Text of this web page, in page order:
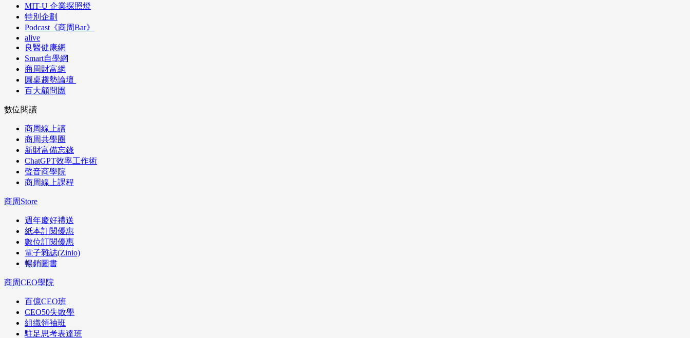
MIT-U 企業探照燈
特別企劃
Podcast《商周Bar》
alive
良醫健康網
Smart自學網
商周財富網
圓桌趨勢論壇
百大顧問團
數位閱讀
商周線上讀
商周共學圈
新財富備忘錄
ChatGPT效率工作術
聲音商學院
商周線上課程
商周Store
週年慶好禮送
紙本訂閱優惠
數位訂閱優惠
電子雜誌(Zinio)
暢銷圖書
商周CEO學院
百億CEO班
CEO50失敗學
組織領袖班
駐足思考表達班